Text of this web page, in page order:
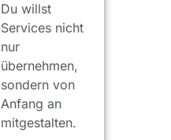
Du willst
Services nicht
nur
übernehmen,
sondern von
Anfang an
mitgestalten.